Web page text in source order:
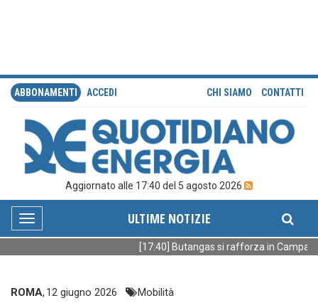
ABBONAMENTI ACCEDI CHI SIAMO CONTATTI
Aggiornato alle 17:40 del 5 agosto 2026
Toggle
navigation
ULTIME NOTIZIE
[17:40] Butangas si rafforza in Campania
ROMA, 12 giugno 2026 Mobilità